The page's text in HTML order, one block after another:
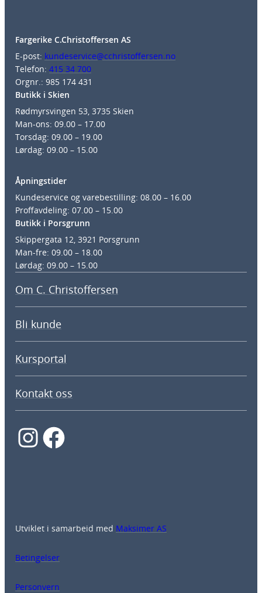
Fargerike C.Christoffersen AS
E-post: kundeservice@cchristoffersen.no
Telefon: 415 34 700
Orgnr.: 985 174 431
Butikk i Skien
Rødmyrsvingen 53, 3735 Skien
Man-ons: 09.00 – 17.00
Torsdag: 09.00 – 19.00
Lørdag: 09.00 – 15.00
Åpningstider
Kundeservice og varebestilling: 08.00 – 16.00
Proffavdeling: 07.00 – 15.00
Butikk i Porsgrunn
Skippergata 12, 3921 Porsgrunn
Man-fre: 09.00 – 18.00
Lørdag: 09.00 – 15.00
Om C. Christoffersen
Bli kunde
Kursportal
Kontakt oss
InstagramFacebook
Utviklet i samarbeid med Maksimer AS
Betingelser
Personvern